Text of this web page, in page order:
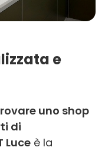
e
uno shop
di
Luce è la